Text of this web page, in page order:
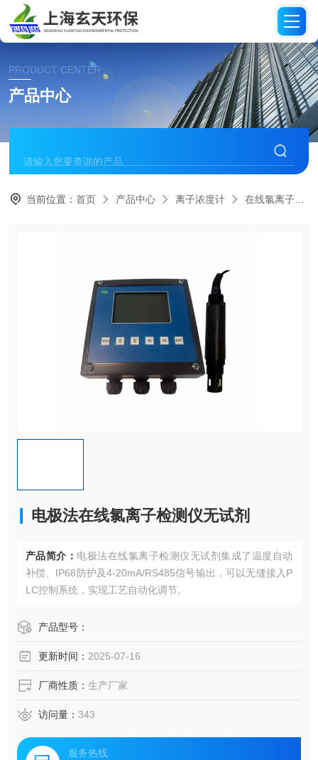
PRODUCT CENTER
产品中心
当前位置：首页 产品中心 离子浓度计 在线氯离子检测仪
电极法在线氯离子检测仪无试剂
产品简介： 电极法在线氯离子检测仪无试剂集成了温度自动
补偿、IP68防护及4-20mA/RS485信号输出，可以无缝接入P
LC控制系统，实现工艺自动化调节。
产品型号：
更新时间： 2025-07-16
厂商性质： 生产厂家
访问量： 343
服务热线